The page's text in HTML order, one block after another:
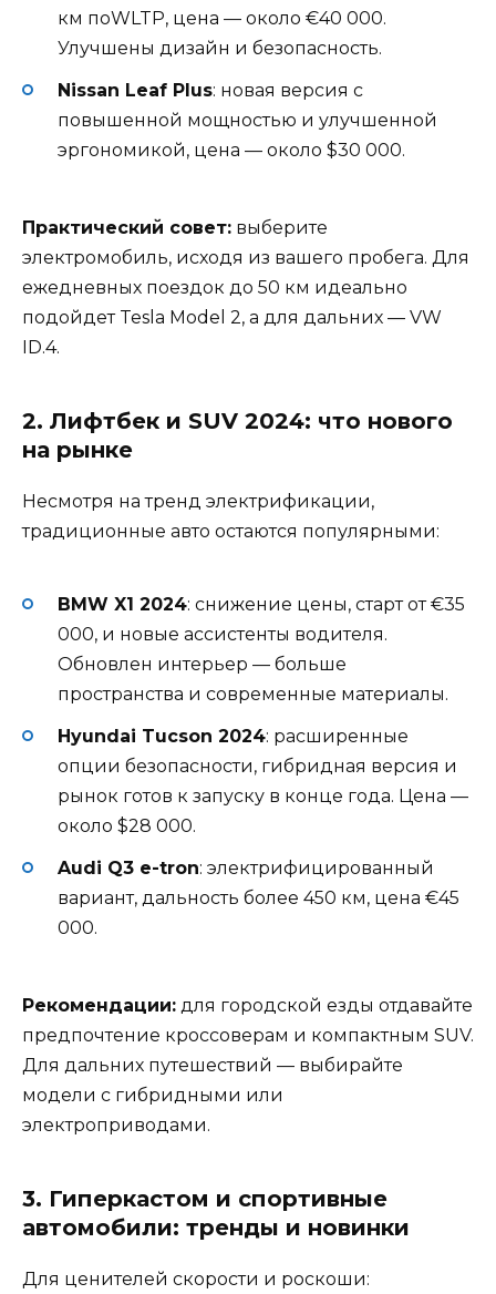
км поWLTP, цена — около €40 000.
Улучшены дизайн и безопасность.
Nissan Leaf Plus: новая версия с
повышенной мощностью и улучшенной
эргономикой, цена — около $30 000.
Практический совет: выберите
электромобиль, исходя из вашего пробега. Для
ежедневных поездок до 50 км идеально
подойдет Tesla Model 2, а для дальних — VW
ID.4.
2. Лифтбек и SUV 2024: что нового
на рынке
Несмотря на тренд электрификации,
традиционные авто остаются популярными:
BMW X1 2024: снижение цены, старт от €35
000, и новые ассистенты водителя.
Обновлен интерьер — больше
пространства и современные материалы.
Hyundai Tucson 2024: расширенные
опции безопасности, гибридная версия и
рынок готов к запуску в конце года. Цена —
около $28 000.
Audi Q3 e-tron: электрифицированный
вариант, дальность более 450 км, цена €45
000.
Рекомендации: для городской езды отдавайте
предпочтение кроссоверам и компактным SUV.
Для дальних путешествий — выбирайте
модели с гибридными или
электроприводами.
3. Гиперкастом и спортивные
автомобили: тренды и новинки
Для ценителей скорости и роскоши: